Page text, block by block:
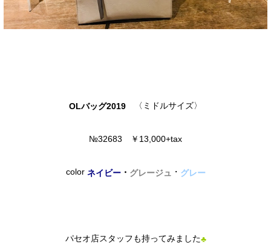
OLバッグ2019 〈ミドルサイズ〉
№32683 ￥13,000+tax
color ネイビー・ グレージュ ・ グレー
パセオ店スタッフも持ってみました♣